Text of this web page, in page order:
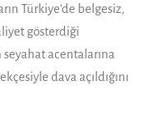
Türkiye’de belgesiz,
gösterdiği
acentalarına
dava açıldığını